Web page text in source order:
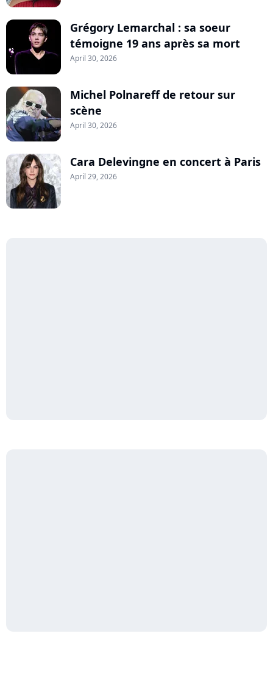
Grégory Lemarchal : sa soeur
témoigne 19 ans après sa mort
April 30, 2026
Michel Polnareff de retour sur
scène
April 30, 2026
Cara Delevingne en concert à Paris
April 29, 2026